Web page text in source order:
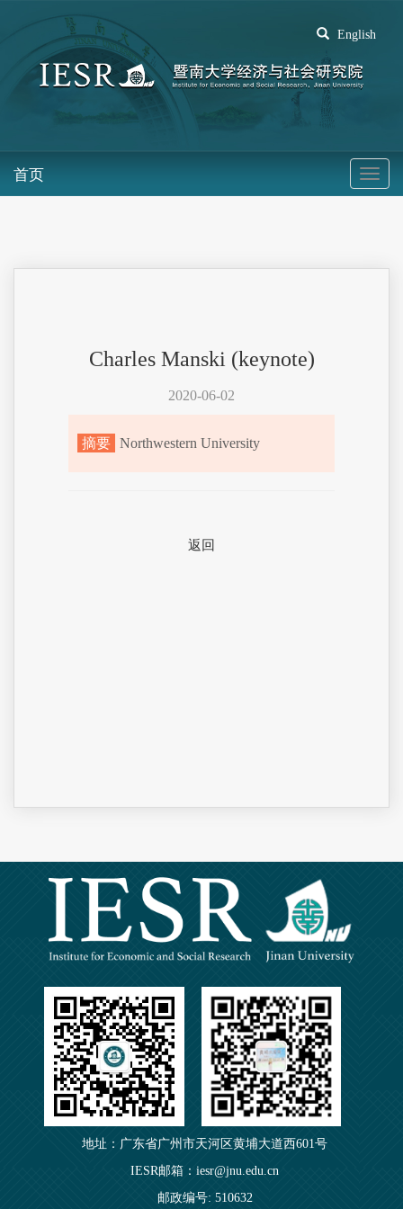
English
首页
Charles Manski (keynote)
2020-06-02
摘要 Northwestern University
返回
地址：广东省广州市天河区黄埔大道西601号
IESR邮箱：iesr@jnu.edu.cn
邮政编号: 510632